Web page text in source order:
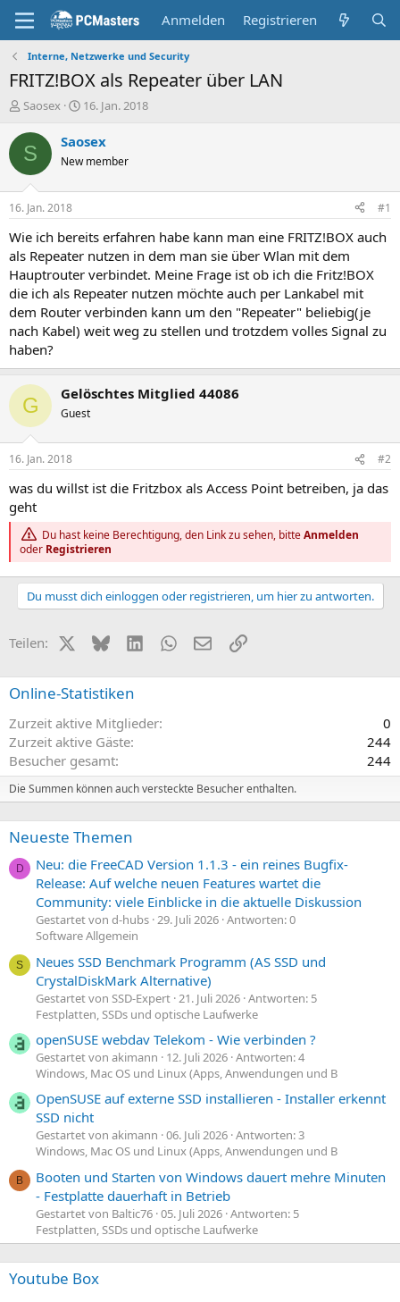
Anmelden Registrieren
Interne, Netzwerke und Security
FRITZ!BOX als Repeater über LAN
E
s
t
e
r
Saosex
E
s
e
t
a
16. Jan. 2018
S Saosex
New member
16. Jan. 2018 #1
Wie ich bereits erfahren habe kann man eine FRITZ!BOX auch
als Repeater nutzen in dem man sie über Wlan mit dem
Hauptrouter verbindet. Meine Frage ist ob ich die Fritz!BOX
die ich als Repeater nutzen möchte auch per Lankabel mit
dem Router verbinden kann um den "Repeater" beliebig(je
nach Kabel) weit weg zu stellen und trotzdem volles Signal zu
haben?
G Gelöschtes Mitglied 44086
Guest
16. Jan. 2018 #2
was du willst ist die Fritzbox als Access Point betreiben, ja das
geht
Du hast keine Berechtigung, den Link zu sehen, bitteAnmelden
oder Registrieren
Du musst dich einloggen oder registrieren, um hier zu antworten.
Teilen: X (Twitter)
BlueskyLinkedInWhatsApp
E-MailLink
Online-Statistiken
Zurzeit aktive Mitglieder
0
Zurzeit aktive Gäste
244
Besucher gesamt
244
Die Summen können auch versteckte Besucher enthalten.
Neueste Themen
D
Neu: die FreeCAD Version 1.1.3 - ein reines Bugfix-
Release: Auf welche neuen Features wartet die
Community: viele Einblicke in die aktuelle Diskussion
Gestartet von d-hubs 29. Juli 2026 Antworten: 0
Software Allgemein
S
Neues SSD Benchmark Programm (AS SSD und
CrystalDiskMark Alternative)
Gestartet von SSD-Expert 21. Juli 2026 Antworten: 5
Festplatten, SSDs und optische Laufwerke
openSUSE webdav Telekom - Wie verbinden ?
Gestartet von akimann 12. Juli 2026 Antworten: 4
Windows, Mac OS und Linux (Apps, Anwendungen und B
OpenSUSE auf externe SSD installieren - Installer erkennt
SSD nicht
Gestartet von akimann 06. Juli 2026 Antworten: 3
Windows, Mac OS und Linux (Apps, Anwendungen und B
B
Booten und Starten von Windows dauert mehre Minuten
- Festplatte dauerhaft in Betrieb
Gestartet von Baltic76 05. Juli 2026 Antworten: 5
Festplatten, SSDs und optische Laufwerke
Youtube Box